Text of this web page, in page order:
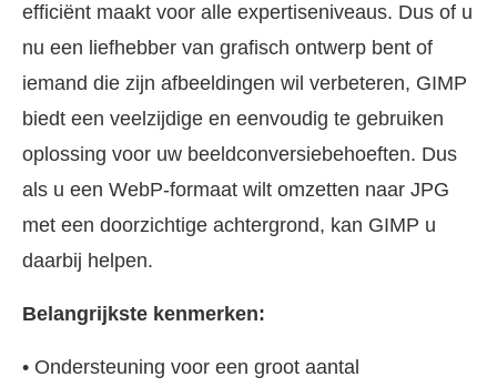
efficiënt maakt voor alle expertiseniveaus. Dus of u
nu een liefhebber van grafisch ontwerp bent of
iemand die zijn afbeeldingen wil verbeteren, GIMP
biedt een veelzijdige en eenvoudig te gebruiken
oplossing voor uw beeldconversiebehoeften. Dus
als u een WebP-formaat wilt omzetten naar JPG
met een doorzichtige achtergrond, kan GIMP u
daarbij helpen.
Belangrijkste kenmerken:
• Ondersteuning voor een groot aantal